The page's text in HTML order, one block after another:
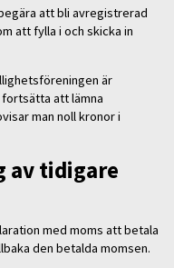
att bli avregistrerad
att fylla i och skicka in
är
att lämna
man noll kronor i
av tidigare
med moms att betala
den betalda momsen.